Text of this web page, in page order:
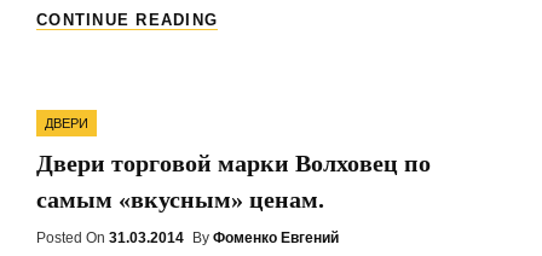
CONTINUE READING
АТРИБУТ
Categories
ДВЕРИ
Двери торговой марки Волховец по
самым «вкусным» ценам.
Posted On Posted
31.03.2014 By Фоменко Евгений